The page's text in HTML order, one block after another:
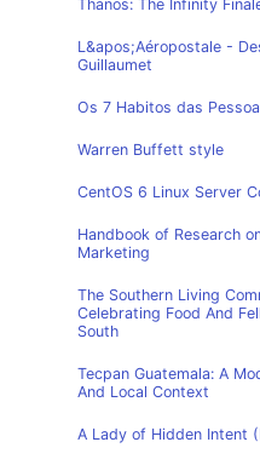
Thanos: The Infinity
L&apos;Aéropostale -
Guillaumet
Os 7 Habitos das
Warren Buffett style
CentOS 6 Linux Server
Handbook of Research
Marketing
The Southern Living
Celebrating Food And
South
Tecpan Guatemala: A
And Local Context
A Lady of Hidden Intent